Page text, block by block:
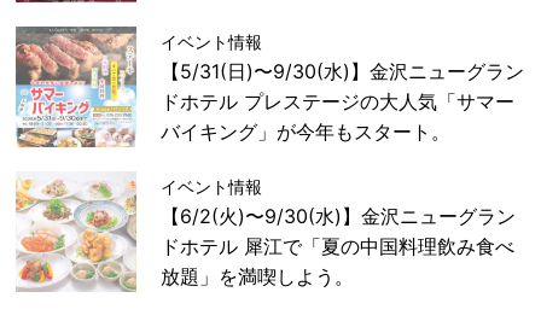
イベント情報
【5/31(日)〜9/30(水)】金沢ニューグラン
ドホテル プレステージの大人気「サマー
バイキング」が今年もスタート。
イベント情報
【6/2(火)〜9/30(水)】金沢ニューグラン
ドホテル 犀江で「夏の中国料理飲み食べ
放題」を満喫しよう。